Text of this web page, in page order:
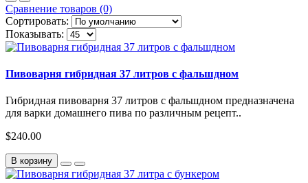
Сравнение товаров (0)
Сортировать:
Показывать:
Пивоварня гибридная 37 литров с фальшдном
Гибридная пивоварня 37 литров с фальшдном предназначена
для варки домашнего пива по различным рецепт..
$240.00
В корзину